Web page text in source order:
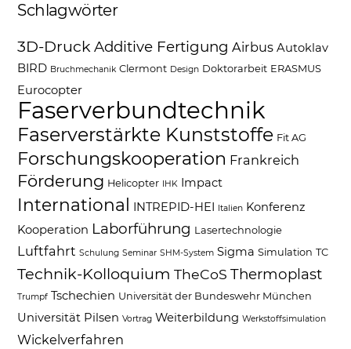
Schlagwörter
3D-DruckAdditive Fertigung Airbus Autoklav
BIRD Bruchmechanik Clermont Design Doktorarbeit ERASMUS
Eurocopter
Faserverbundtechnik
Faserverstärkte Kunststoffe Fit AG
Forschungskooperation Frankreich
Förderung Helicopter IHK Impact
International INTREPID-HEI Italien Konferenz
Kooperation Laborführung Lasertechnologie
Luftfahrt Schulung Seminar SHM-System Sigma Simulation TC
Technik-Kolloquium TheCoS Thermoplast
Trumpf Tschechien Universität der Bundeswehr München
Universität Pilsen Vortrag Weiterbildung Werkstoffsimulation
Wickelverfahren